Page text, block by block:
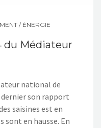
/ ÉNERGIE
du Médiateur
national de
dernier son rapport
saisines est en
sont en hausse. En